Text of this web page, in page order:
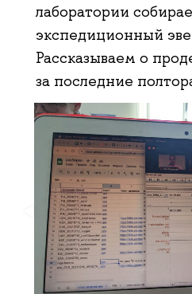
лаборатории
экспедиционный
Рассказываем о
за последние